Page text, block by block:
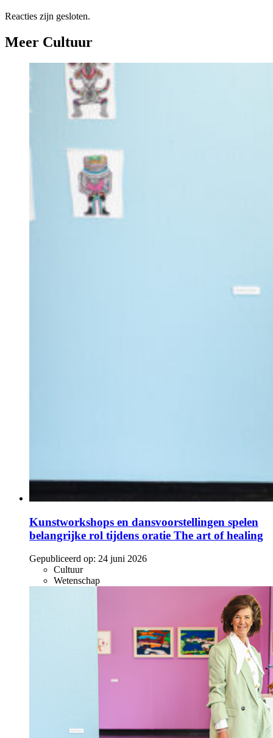
Reacties zijn gesloten.
Meer Cultuur
Kunstworkshops en dansvoorstellingen spelen
belangrijke rol tijdens oratie The art of healing
Gepubliceerd op: 24 juni 2026
Cultuur
Wetenschap